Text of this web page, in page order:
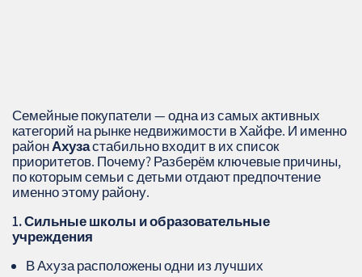
Семейные покупатели — одна из самых активных
категорий на рынке недвижимости в Хайфе. И именно
районАхузастабильно входит в их список
приоритетов. Почему? Разберём ключевые причины,
по которым семьи с детьми отдают предпочтение
именно этому району.
1. Сильные школы и образовательные
учреждения
В Ахуза расположены одни из лучших